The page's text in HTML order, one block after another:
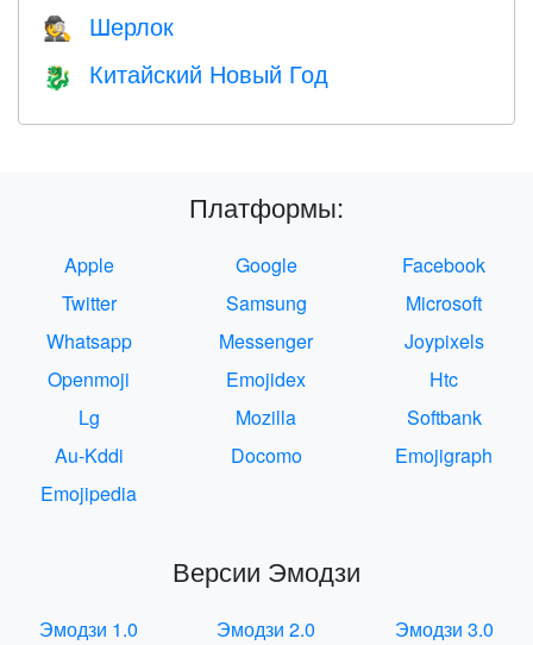
🕵️ Шерлок
🐉 Китайский Новый Год
Платформы:
Apple Google
Facebook
Twitter
Samsung
Microsoft
Whatsapp
Messenger
Joypixels
Openmoji
Emojidex
Htc
Lg
Mozilla
Softbank
Au-Kddi
Docomo
Emojigraph
Emojipedia
Версии Эмодзи
Эмодзи 1.0 Эмодзи 2.0
Эмодзи 3.0